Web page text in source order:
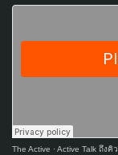
The Active ·Active Talk ถึง